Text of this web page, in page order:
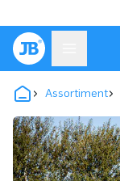
Assortiment